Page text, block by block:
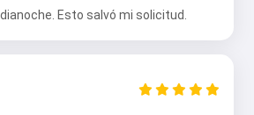
Esto salvó mi solicitud.